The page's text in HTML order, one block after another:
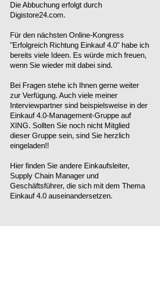
Die Abbuchung erfolgt durch
Digistore24.com.
Für den nächsten Online-Kongress
"Erfolgreich Richtung Einkauf 4.0" habe ich
bereits viele Ideen. Es würde mich freuen,
wenn Sie wieder mit dabei sind.
Bei Fragen stehe ich Ihnen gerne weiter
zur Verfügung. Auch viele meiner
Interviewpartner sind beispielsweise in der
Einkauf 4.0-Management-Gruppe auf
XING. Sollten Sie noch nicht Mitglied
dieser Gruppe sein, sind Sie herzlich
eingeladen!!
Hier finden Sie andere Einkaufsleiter,
Supply Chain Manager und
Geschäftsführer, die sich mit dem Thema
Einkauf 4.0 auseinandersetzen.